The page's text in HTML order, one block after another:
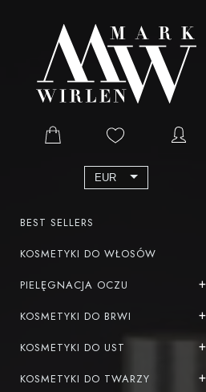
EUR
BEST SELLERS
KOSMETYKI DO WŁOSÓW
PIELĘGNACJA OCZU
KOSMETYKI DO BRWI
KOSMETYKI DO UST
KOSMETYKI DO TWARZY